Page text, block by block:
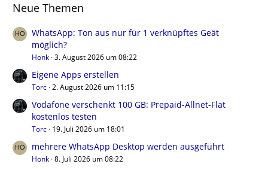
Neue Themen
WhatsApp: Ton aus nur für 1 verknüpftes Geät
möglich?
Honk 3. August 2026 um 08:22
Eigene Apps erstellen
Torc 2. August 2026 um 11:15
Vodafone verschenkt 100 GB: Prepaid-Allnet-Flat
kostenlos testen
Torc 19. Juli 2026 um 18:01
mehrere WhatsApp Desktop werden ausgeführt
Honk 8. Juli 2026 um 08:22